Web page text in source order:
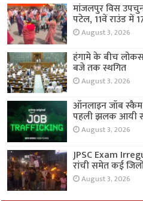
मांजलपुर विस
पटेल, 11वें राउंड में
August 3, 2026
हंगामे के बीच
बजे तक स्थगित
August 3, 2026
ऑनलाइन जॉब स्कैम
पहली झलक आयी
August 3, 2026
JPSC Exam
रांची समेत कई
August 3, 2026